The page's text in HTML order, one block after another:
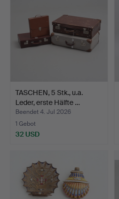
TASCHEN, 5 Stk., u.a.
Leder, erste Hälfte …
Beendet 4. Jul 2026
1 Gebot
32 USD